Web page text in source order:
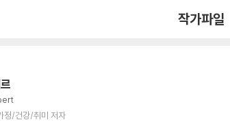
작가파일
정/건강/취미 저자